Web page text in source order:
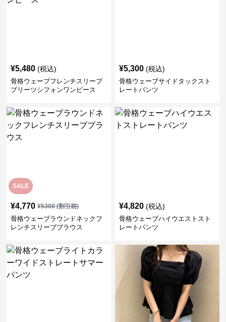
¥5,480 (税込)
骨格ウェーブフレンチスリーブ
プリーツシフォンワンピース
¥5,300 (税込)
骨格ウェーブサイドタックスト
レートパンツ
SALE
¥4,770 ¥5300(割引前)
骨格ウェーブラウンドネックフ
レンチスリーブブラウス
¥4,820 (税込)
骨格ウェーブハイウエストスト
レートパンツ